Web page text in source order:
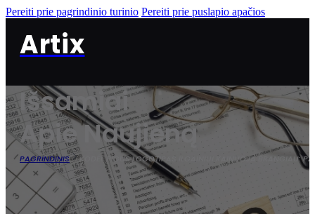
Pereiti prie pagrindinio turinio Pereiti prie puslapio apačios
Artix
Išsamiai
Apie Naujieną
PAGRINDINIS KODĖL PIGUS LOGOTIPAS ILGAINIUI KAINUOJA BRANGIAU: